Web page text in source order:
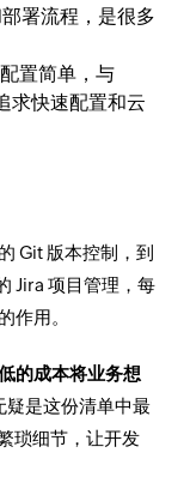
署流程，是很多
置简单，与
求快速配置和云
Git 版本控制，到
Jira 项目管理，每
作用。
的成本将业务想
疑是这份清单中最
琐细节，让开发